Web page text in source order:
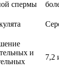
спермы
и
7,2